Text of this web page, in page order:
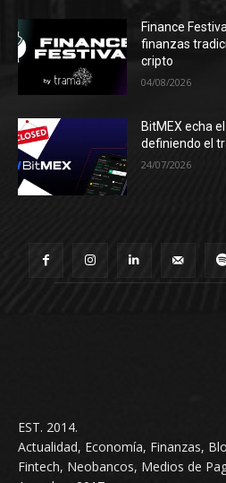
Finance
finanzas
cripto
04/08/2026
BitMEX echa
definiendo el
24/07/2026
EST. 2014.
Actualidad, Economía, Finanzas,
Fintech, Neobancos, Medios de